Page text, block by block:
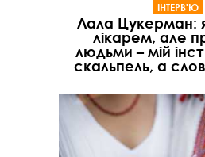
ІНТЕРВ'Ю
Лала Цукерман:
лікарем, але
людьми – мій
скальпель, а